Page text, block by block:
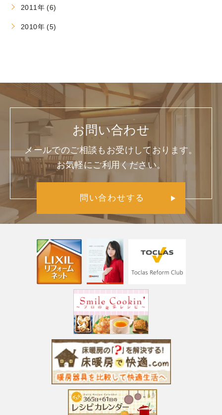
2011年 (6)
2010年 (5)
お問い合わせ
メールでのご相談もお受けしております。
お気軽にご利用ください。
問い合わせする